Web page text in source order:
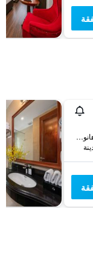
45 Nguyen Truong To, هانوي, فيتنام